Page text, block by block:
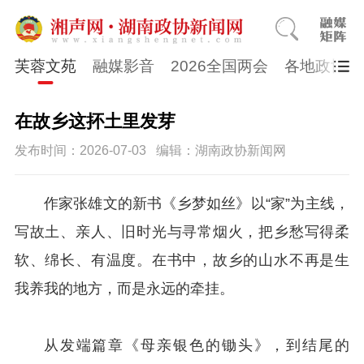
芙蓉文苑 融媒影音 2026全国两会 各地政协
在故乡这抔土里发芽
发布时间：2026-07-03 编辑：湖南政协新闻网
作家张雄文的新书《乡梦如丝》以“家”为主线，
写故土、亲人、旧时光与寻常烟火，把乡愁写得柔
软、绵长、有温度。在书中，故乡的山水不再是生
我养我的地方，而是永远的牵挂。
从发端篇章《母亲银色的锄头》，到结尾的